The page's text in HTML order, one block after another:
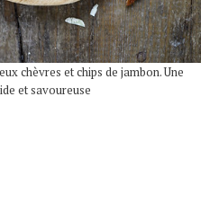
chèvres et chips de jambon. Une
et savoureuse